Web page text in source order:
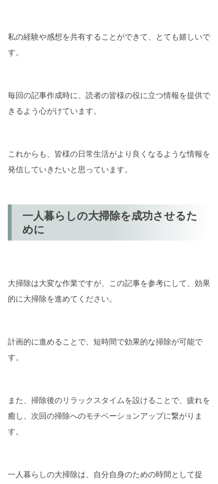
私の経験や感想を共有することができて、とても嬉しいで
す。
毎回の記事作成時に、読者の皆様の役に立つ情報を提供で
きるよう心がけています。
これからも、皆様の日常生活がより良くなるような情報を
発信していきたいと思っています。
一人暮らしの大掃除を成功させるた
めに
大掃除は大変な作業ですが、この記事を参考にして、効果
的に大掃除を進めてください。
計画的に進めることで、短時間で効果的な掃除が可能で
す。
また、掃除後のリラックスタイムを設けることで、疲れを
癒し、次回の掃除へのモチベーションアップに繋がりま
す。
一人暮らしの大掃除は、自分自身のための時間として捉